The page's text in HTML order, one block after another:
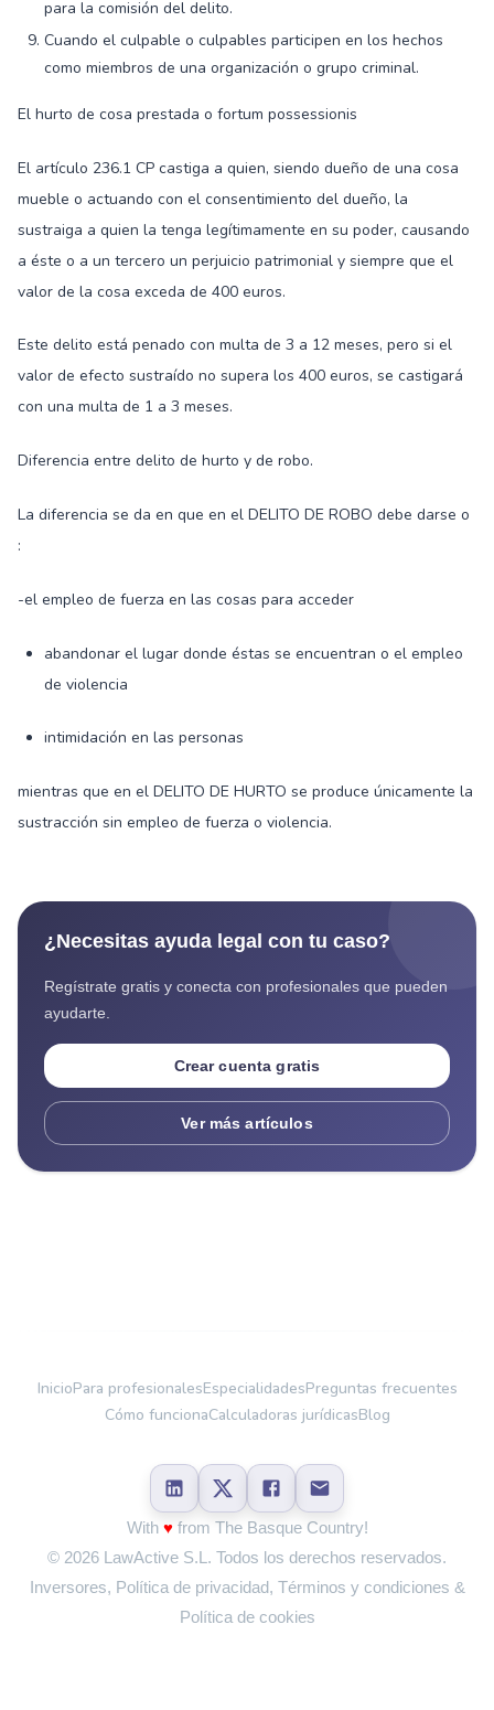
para la comisión del delito.
Cuando el culpable o culpables participen en los hechos
como miembros de una organización o grupo criminal.
El hurto de cosa prestada o fortum possessionis
El artículo 236.1 CP castiga a quien, siendo dueño de una cosa
mueble o actuando con el consentimiento del dueño, la
sustraiga a quien la tenga legítimamente en su poder, causando
a éste o a un tercero un perjuicio patrimonial y siempre que el
valor de la cosa exceda de 400 euros.
Este delito está penado con multa de 3 a 12 meses, pero si el
valor de efecto sustraído no supera los 400 euros, se castigará
con una multa de 1 a 3 meses.
Diferencia entre delito de hurto y de robo.
La diferencia se da en que en el DELITO DE ROBO debe darse o
:
-el empleo de fuerza en las cosas para acceder
abandonar el lugar donde éstas se encuentran o el empleo
de violencia
intimidación en las personas
mientras que en el DELITO DE HURTO se produce únicamente la
sustracción sin empleo de fuerza o violencia.
¿Necesitas ayuda legal con tu caso?
Regístrate gratis y conecta con profesionales que pueden
ayudarte.
Crear cuenta gratis
Ver más artículos
InicioPara profesionalesEspecialidadesPreguntas frecuentes
Cómo funcionaCalculadoras jurídicasBlog
With ♥ from The Basque Country!
© 2026 LawActive S.L. Todos los derechos reservados.
Inversores, Política de privacidad, Términos y condiciones &
Política de cookies